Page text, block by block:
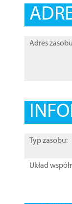
Adres
Typ zasobu:
Układ